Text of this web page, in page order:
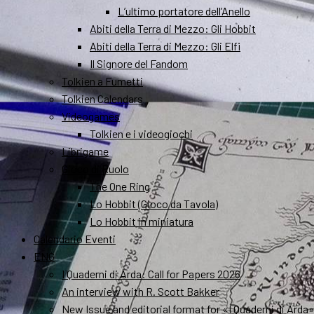
L’ultimo portatore dell’Anello
Abiti della Terra di Mezzo: Gli Hobbit
Abiti della Terra di Mezzo: Gli Elfi
Il Signore del Fandom
Tolkien a Fumetti
Tolkien Calendars
Videogames
Tolkien e i videogiochi
Librigame
Gioco di Ruolo
The One Ring
Lo Hobbit (Gioco da Tavola)
Lo Hobbit in miniatura
Calendario Eventi
ENG
I Quaderni di Arda: Call for Papers 2026
An interview with R. Scott Bakker
New Issue and editorial format for «I Quaderni di Arda»